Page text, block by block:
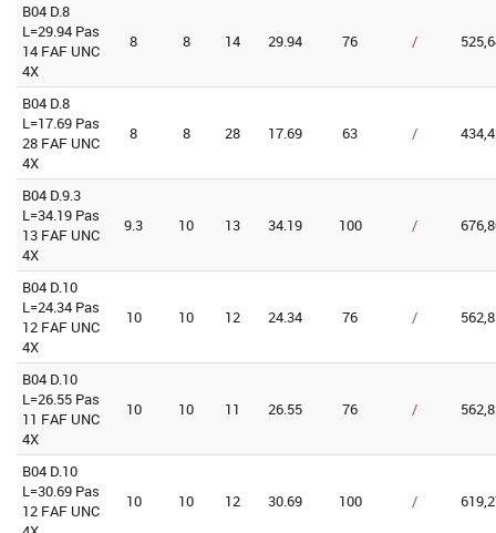
B04 D.8
L=29.94 Pas
14 FAF UNC
4X
8 8 14 29.94 76 /
B04 D.8
L=17.69 Pas
28 FAF UNC
4X
8 8 28 17.69 63 /
B04 D.9.3
L=34.19 Pas
13 FAF UNC
4X
9.3 10 13 34.19 100 /
B04 D.10
L=24.34 Pas
12 FAF UNC
4X
10 10 12 24.34 76 /
B04 D.10
L=26.55 Pas
11 FAF UNC
4X
10 10 11 26.55 76 /
B04 D.10
L=30.69 Pas
12 FAF UNC
10 10 12 30.69 100 /